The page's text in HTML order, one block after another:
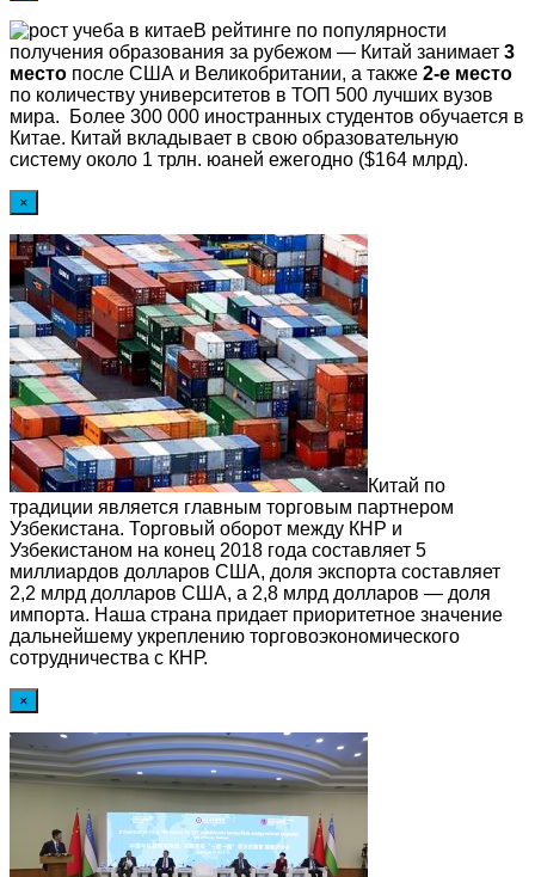
В рейтинге по популярности
получения образования за рубежом — Китай занимает 3
место после США и Великобритании, а также 2-е место
по количеству университетов в ТОП 500 лучших вузов
мира. Более 300 000 иностранных студентов обучается в
Китае. Китай вкладывает в свою образовательную
систему около 1 трлн. юаней ежегодно ($164 млрд).
×
Китай по
традиции является главным торговым партнером
Узбекистана. Торговый оборот между КНР и
Узбекистаном на конец 2018 года составляет 5
миллиардов долларов США, доля экспорта составляет
2,2 млрд долларов США, а 2,8 млрд долларов — доля
импорта. Наша страна придает приоритетное значение
дальнейшему укреплению торговоэкономического
сотрудничества с КНР.
×